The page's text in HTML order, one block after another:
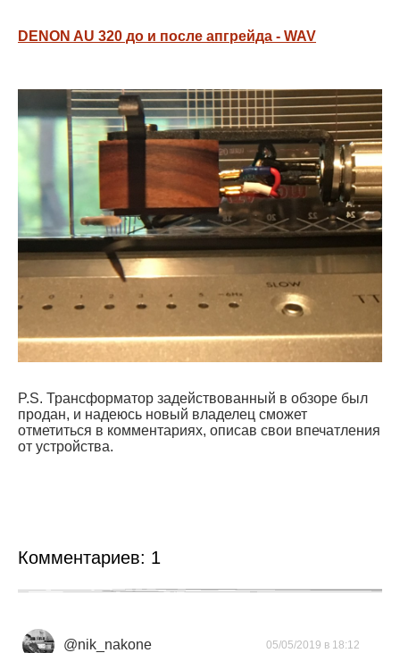
DENON AU 320 до и после апгрейда - WAV
P.S. Трансформатор задействованный в обзоре был
продан, и надеюсь новый владелец сможет
отметиться в комментариях, описав свои впечатления
от устройства.
Комментариев: 1
@nik_nakone 05/05/2019 в 18:12